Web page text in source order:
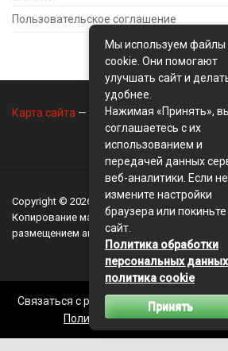
Пользовательское соглашение
Карта сайта — Контакты— Политика
Copyright © 2026 BusinessMix- Экономика и
Копирование материалов разрешается,
размещением активной ссылки на сайт
Связаться с редакцией сайта:
Политика обработки
Мы используем файлы
cookie. Они помогают
улучшать сайт и
удобнее.
Нажимая «Принять»,
соглашаетесь с их
использованием и
передачей данных
веб-аналитики. Если
измените настройки
браузера или покиньте
сайт.
Политика обработки
персональных
политика cookie
Принять